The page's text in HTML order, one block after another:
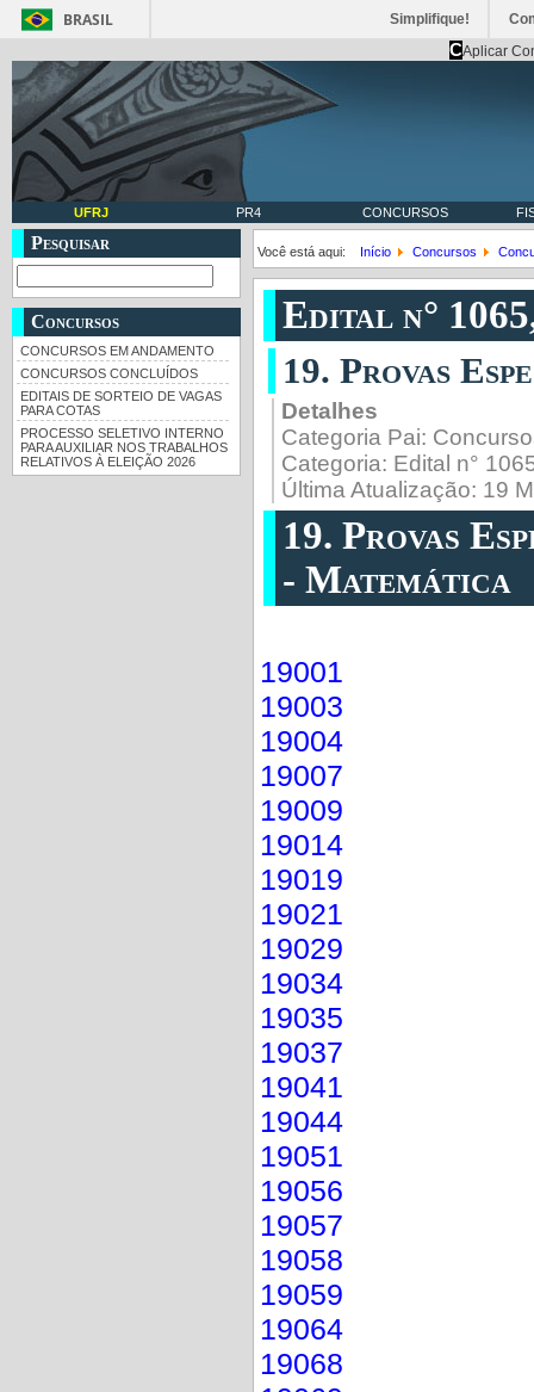
BRASIL Simplifique!
CAplicar
UFRJ PR4 CONCURSOS
Pesquisar
Concursos
CONCURSOS EM ANDAMENTO
CONCURSOS CONCLUÍDOS
EDITAIS DE SORTEIO DE VAGAS
PARA COTAS
PROCESSO SELETIVO INTERNO
PARA AUXILIAR NOS TRABALHOS
RELATIVOS À ELEIÇÃO 2026
Você está aqui: Início Concursos
Edital n°
19. Provas
Detalhes
Categoria Pai:
Categoria: Edital n°
Última Atualização: 19
19. Provas
- Matemática
19001
19003
19004
19007
19009
19014
19019
19021
19029
19034
19035
19037
19041
19044
19051
19056
19057
19058
19059
19064
19068